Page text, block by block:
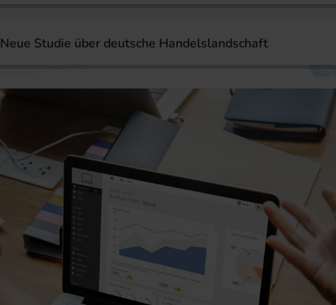
Neue Studie über deutsche Handelslandschaft